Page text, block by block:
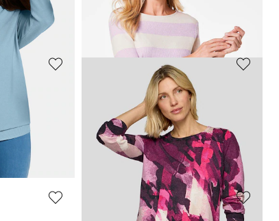
(-16%) 30-Tage-Bestpreis**: 59,95 € (-16%)
40,47 €89,95 €
30-Tage-Bestpreis**: 62,97 € (-35%)